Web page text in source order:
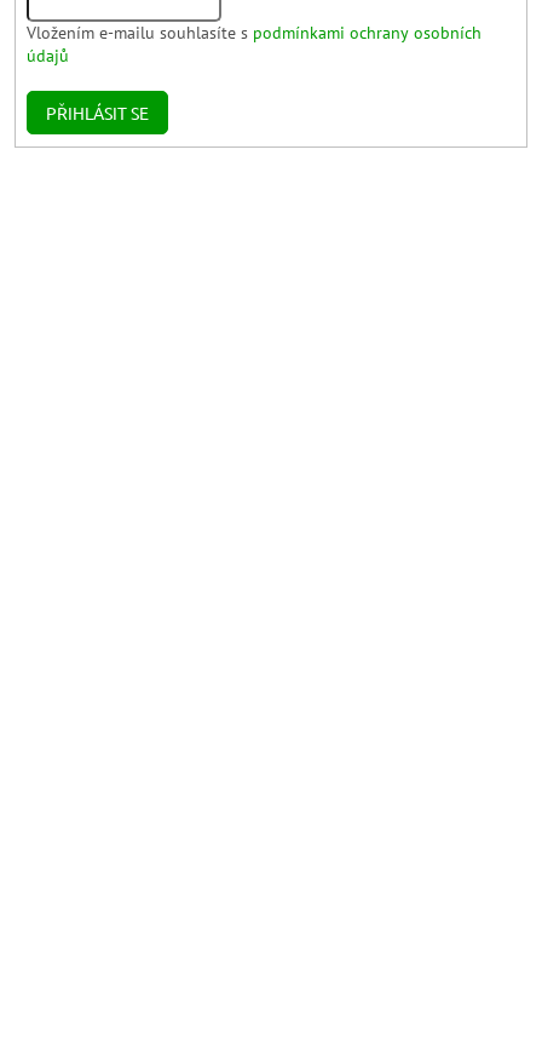
Vložením e-mailu souhlasíte s podmínkami ochrany osobních
údajů
PŘIHLÁSIT SE